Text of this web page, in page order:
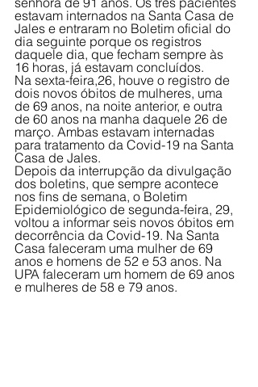
estavam internados na Santa Casa de
Jales e entraram no Boletim oficial do
dia seguinte porque os registros
daquele dia, que fecham sempre às
16 horas, já estavam concluídos.
Na sexta-feira,26, houve o registro de
dois novos óbitos de mulheres, uma
de 69 anos, na noite anterior, e outra
de 60 anos na manha daquele 26 de
março. Ambas estavam internadas
para tratamento da Covid-19 na Santa
Casa de Jales.
Depois da interrupção da divulgação
dos boletins, que sempre acontece
nos fins de semana, o Boletim
Epidemiológico de segunda-feira, 29,
voltou a informar seis novos óbitos em
decorrência da Covid-19. Na Santa
Casa faleceram uma mulher de 69
anos e homens de 52 e 53 anos. Na
UPA faleceram um homem de 69 anos
e mulheres de 58 e 79 anos.